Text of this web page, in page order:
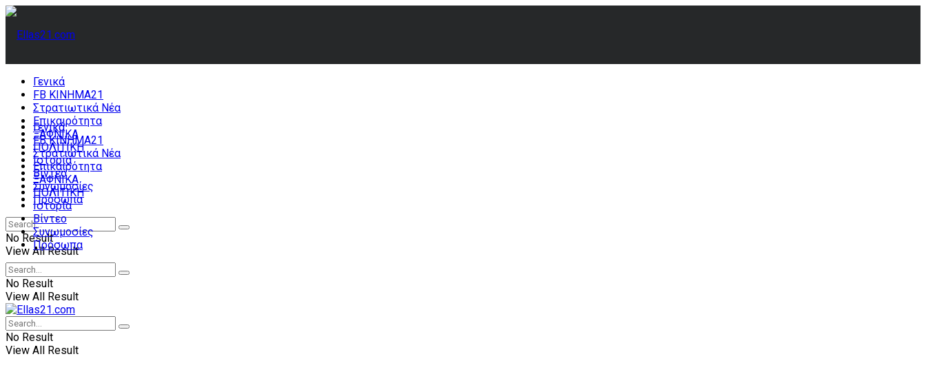
Γενικά
FB ΚΙΝΗΜΑ21
Στρατιωτικά Νέα
Επικαιρότητα
ΞΑΦΝΙΚΑ
ΠΟΛΙΤΙΚΗ
Ιστορία
Βίντεο
Συνωμοσίες
Πρόσωπα
No Result
View All Result
Γενικά
FB ΚΙΝΗΜΑ21
Στρατιωτικά Νέα
Επικαιρότητα
ΞΑΦΝΙΚΑ
ΠΟΛΙΤΙΚΗ
Ιστορία
Βίντεο
Συνωμοσίες
Πρόσωπα
No Result
View All Result
No Result
View All Result